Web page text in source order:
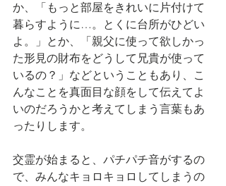
か、「もっと部屋をきれいに片付けて
暮らすように…。とくに台所がひどい
よ。」とか、「親父に使って欲しかっ
た形見の財布をどうして兄貴が使って
いるの？」などということもあり、こ
んなことを真面目な顔をして伝えてよ
いのだろうかと考えてしまう言葉もあ
ったりします。
交霊が始まると、パチパチ音がするの
で、みんなキョロキョロしてしまうの